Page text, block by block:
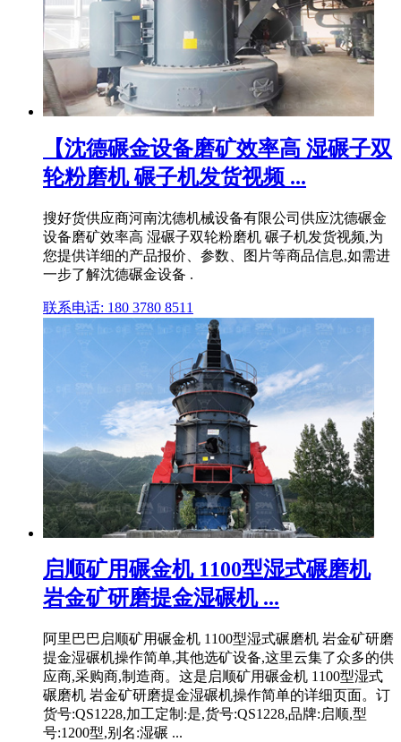
【沈德碾金设备磨矿效率高 湿碾子双
轮粉磨机 碾子机发货视频 ...
搜好货供应商河南沈德机械设备有限公司供应沈德碾金
设备磨矿效率高 湿碾子双轮粉磨机 碾子机发货视频,为
您提供详细的产品报价、参数、图片等商品信息,如需进
一步了解沈德碾金设备 .
联系电话: 180 3780 8511
启顺矿用碾金机 1100型湿式碾磨机
岩金矿研磨提金湿碾机 ...
阿里巴巴启顺矿用碾金机 1100型湿式碾磨机 岩金矿研磨
提金湿碾机操作简单,其他选矿设备,这里云集了众多的供
应商,采购商,制造商。这是启顺矿用碾金机 1100型湿式
碾磨机 岩金矿研磨提金湿碾机操作简单的详细页面。订
货号:QS1228,加工定制:是,货号:QS1228,品牌:启顺,型
号:1200型,别名:湿碾 ...